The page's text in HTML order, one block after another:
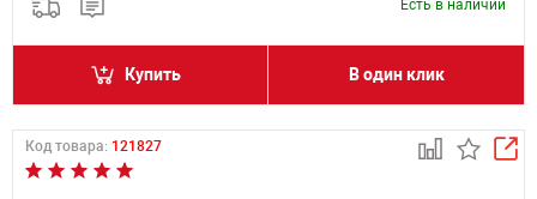
Есть в наличии
Купить В один клик
Код товара: 121827